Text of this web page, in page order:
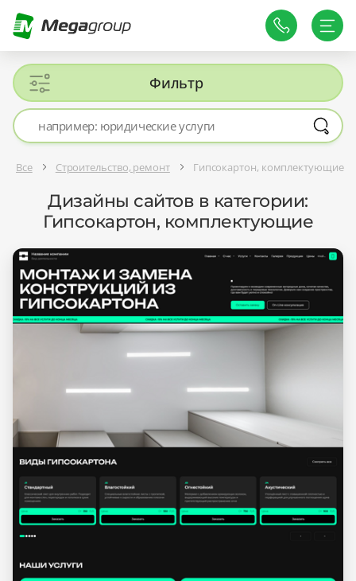
Фильтр
Все Строительство, ремонт Гипсокартон, комплектующие
Дизайны сайтов в категории:
Гипсокартон, комплектующие